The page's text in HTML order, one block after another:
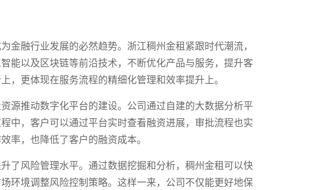
金融行业发展的必然趋势。浙江稠州金租紧跟时代潮流，
能以及区块链等前沿技术，不断优化产品与服务，提升客
，更体现在服务流程的精细化管理和效率提升上。
源推动数字化平台的建设。公司通过自建的大数据分析平
中，客户可以通过平台实时查看融资进展，审批流程也实
率，也降低了客户的融资成本。
了风险管理水平。通过数据挖掘和分析，稠州金租可以快
环境调整风险控制策略。这样一来，公司不仅能更好地保